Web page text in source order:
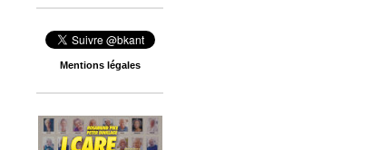
Mentions légales